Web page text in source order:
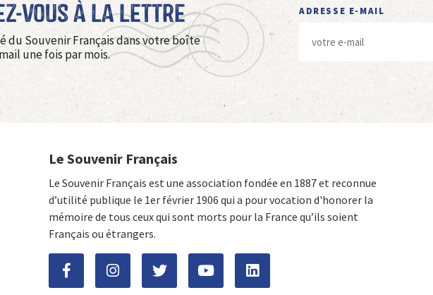
vous à La Lettre
du Souvenir Français dans votre boîte
mail une fois par mois.
ADRESSE E-MAIL
Le Souvenir Français
Le Souvenir Français est une association fondée en 1887 et reconnue
d’utilité publique le 1er février 1906 qui a pour vocation d'honorer la
mémoire de tous ceux qui sont morts pour la France qu’ils soient
Français ou étrangers.